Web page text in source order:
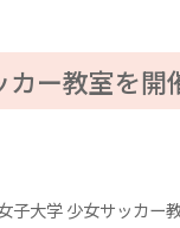
ー教室を開
大学 少女サッカー